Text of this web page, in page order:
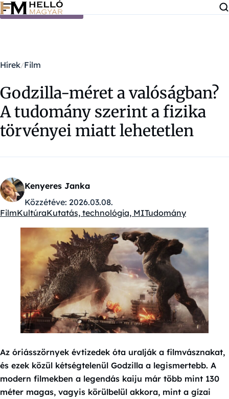
Ugrás a tartalomra
Hírek Film
Godzilla-méret a valóságban?
A tudomány szerint a fizika
törvényei miatt lehetetlen
Kenyeres Janka
Közzétéve: 2026.03.08.
Kategóriák:
FilmKultúraKutatás, technológia, MITudomány
Az óriásszörnyek évtizedek óta uralják a filmvásznakat,
és ezek közül kétségtelenül Godzilla a legismertebb. A
modern filmekben a legendás kaiju már több mint 130
méter magas, vagyis körülbelül akkora, mint a gízai